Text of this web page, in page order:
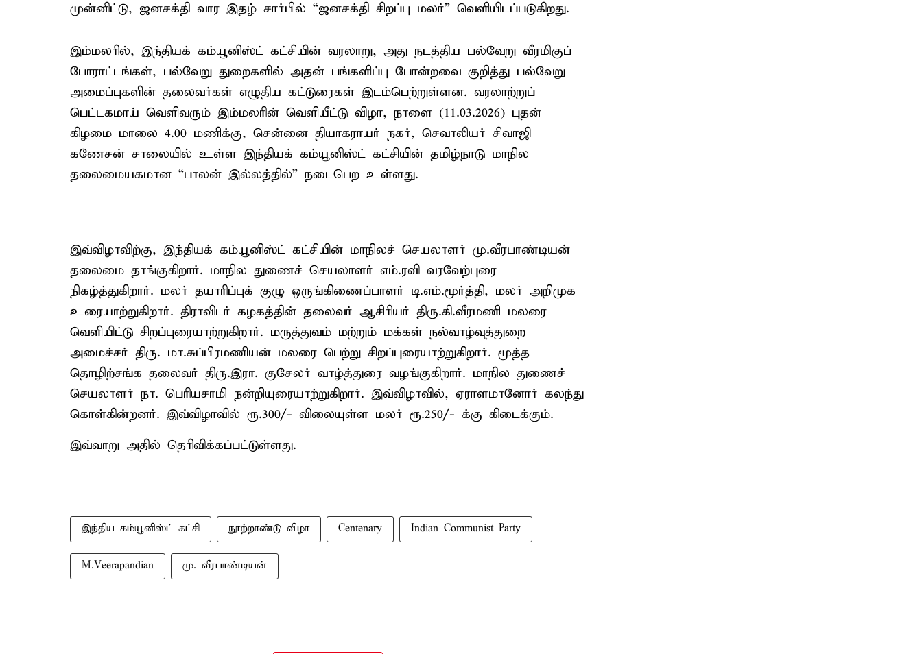
முன்னிட்டு, ஜனசக்தி வார இதழ் சார்பில் “ஜனசக்தி சிறப்பு மலர்” வெளியிடப்படுகிறது.
இம்மலரில், இந்தியக் கம்யூனிஸ்ட் கட்சியின் வரலாறு, அது நடத்திய பல்வேறு வீரமிகுப்
போராட்டங்கள், பல்வேறு துறைகளில் அதன் பங்களிப்பு போன்றவை குறித்து பல்வேறு
அமைப்புகளின் தலைவர்கள் எழுதிய கட்டுரைகள் இடம்பெற்றுள்ளன. வரலாற்றுப்
பெட்டகமாய் வெளிவரும் இம்மலரின் வெளியீட்டு விழா, நாளை (11.03.2026) புதன்
கிழமை மாலை 4.00 மணிக்கு, சென்னை தியாகராயர் நகர், செவாலியர் சிவாஜி
கணேசன் சாலையில் உள்ள இந்தியக் கம்யூனிஸ்ட் கட்சியின் தமிழ்நாடு மாநில
தலைமையகமான “பாலன் இல்லத்தில்” நடைபெற உள்ளது.
இவ்விழாவிற்கு, இந்தியக் கம்யூனிஸ்ட் கட்சியின் மாநிலச் செயலாளர் மு.வீரபாண்டியன்
தலைமை தாங்குகிறார். மாநில துணைச் செயலாளர் எம்.ரவி வரவேற்புரை
நிகழ்த்துகிறார். மலர் தயாரிப்புக் குழு ஒருங்கிணைப்பாளர் டி.எம்.மூர்த்தி, மலர் அறிமுக
உரையாற்றுகிறார். திராவிடர் கழகத்தின் தலைவர் ஆசிரியர் திரு.கி.வீரமணி மலரை
வெளியிட்டு சிறப்புரையாற்றுகிறார். மருத்துவம் மற்றும் மக்கள் நல்வாழ்வுத்துறை
அமைச்சர் திரு. மா.சுப்பிரமணியன் மலரை பெற்று சிறப்புரையாற்றுகிறார். மூத்த
தொழிற்சங்க தலைவர் திரு.இரா. குசேலர் வாழ்த்துரை வழங்குகிறார். மாநில துணைச்
செயலாளர் நா. பெரியசாமி நன்றியுரையாற்றுகிறார். இவ்விழாவில், ஏராளமானோர் கலந்து
கொள்கின்றனர். இவ்விழாவில் ரூ.300/- விலையுள்ள மலர் ரூ.250/- க்கு கிடைக்கும்.
இவ்வாறு அதில் தெரிவிக்கப்பட்டுள்ளது.
இந்திய கம்யூனிஸ்ட் கட்சி நூற்றாண்டு விழா Centenary Indian Communist Party
M.Veerapandian மு. வீரபாண்டியன்